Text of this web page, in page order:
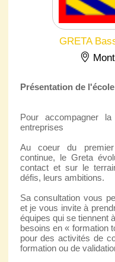
GRETA
Présentation de l'école
Pour accompagner
entreprises
Au coeur du
continue, le Greta
contact et sur le
défis, leurs ambitions.
Sa consultation vous
et je vous invite à
équipes qui se tiennent
besoins en « formation
pour des activités de
formation ou de